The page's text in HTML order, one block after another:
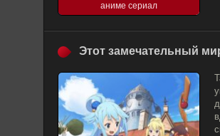
аниме сериал
Этот замечательный